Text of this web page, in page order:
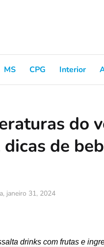
MS CPG Interior
do
de
janeiro 31, 2024
drinks com frutas e